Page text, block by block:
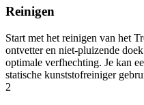
Reinigen
Start met het reinigen van het
ontvetter en niet-pluizende
optimale verfhechting. Je kan
statische kunststofreiniger
2